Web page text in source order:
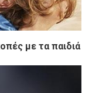
με τα παιδιά